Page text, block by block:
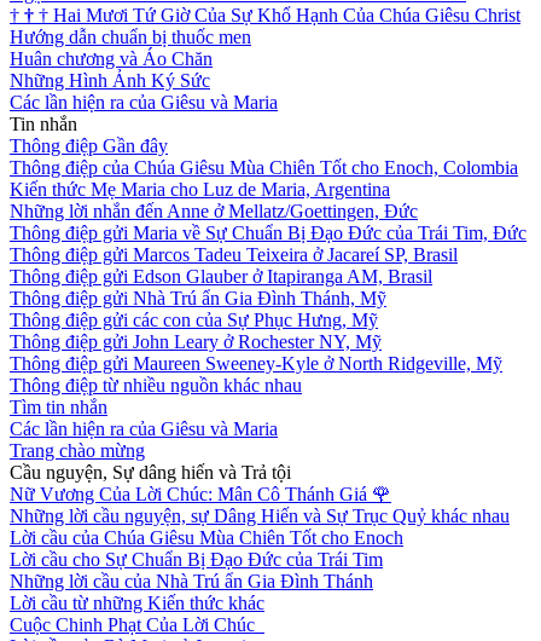
† † † Hai Mươi Tứ Giờ Của Sự Khổ Hạnh Của Chúa Giêsu Christ
Hướng dẫn chuẩn bị thuốc men
Huân chương và Áo Chăn
Những Hình Ảnh Ký Sức
Các lần hiện ra của Giêsu và Maria
Tin nhắn
Thông điệp Gần đây
Thông điệp của Chúa Giêsu Mùa Chiên Tốt cho Enoch, Colombia
Kiến thức Mẹ Maria cho Luz de Maria, Argentina
Những lời nhắn đến Anne ở Mellatz/Goettingen, Đức
Thông điệp gửi Maria về Sự Chuẩn Bị Đạo Đức của Trái Tim, Đức
Thông điệp gửi Marcos Tadeu Teixeira ở Jacareí SP, Brasil
Thông điệp gửi Edson Glauber ở Itapiranga AM, Brasil
Thông điệp gửi Nhà Trú ẩn Gia Đình Thánh, Mỹ
Thông điệp gửi các con của Sự Phục Hưng, Mỹ
Thông điệp gửi John Leary ở Rochester NY, Mỹ
Thông điệp gửi Maureen Sweeney-Kyle ở North Ridgeville, Mỹ
Thông điệp từ nhiều nguồn khác nhau
Tìm tin nhắn
Các lần hiện ra của Giêsu và Maria
Trang chào mừng
Cầu nguyện, Sự dâng hiến và Trả tội
Nữ Vương Của Lời Chúc: Mân Cô Thánh Giá 🌹
Những lời cầu nguyện, sự Dâng Hiến và Sự Trục Quỷ khác nhau
Lời cầu của Chúa Giêsu Mùa Chiên Tốt cho Enoch
Lời cầu cho Sự Chuẩn Bị Đạo Đức của Trái Tim
Những lời cầu của Nhà Trú ẩn Gia Đình Thánh
Lời cầu từ những Kiến thức khác
Cuộc Chinh Phạt Của Lời Chúc